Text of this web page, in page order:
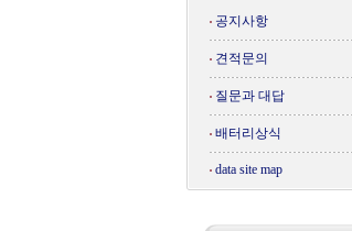
공지사항
견적문의
질문과 대답
배터리상식
data site map